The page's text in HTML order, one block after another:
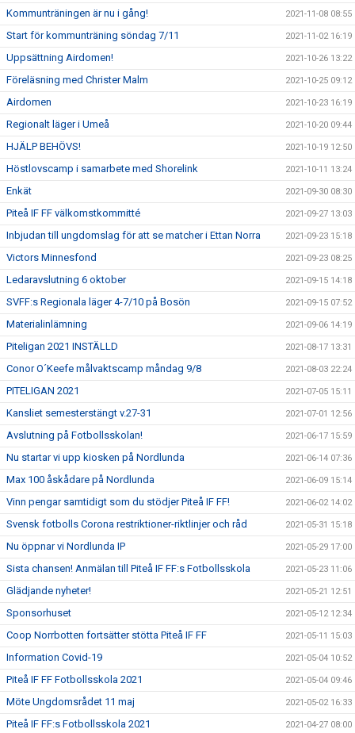
Kommunträningen är nu i gång! 2021-11-08 08:55
Start för kommunträning söndag 7/11 2021-11-02 16:19
Uppsättning Airdomen! 2021-10-26 13:22
Föreläsning med Christer Malm 2021-10-25 09:12
Airdomen 2021-10-23 16:19
Regionalt läger i Umeå 2021-10-20 09:44
HJÄLP BEHÖVS! 2021-10-19 12:50
Höstlovscamp i samarbete med Shorelink 2021-10-11 13:24
Enkät 2021-09-30 08:30
Piteå IF FF välkomstkommitté 2021-09-27 13:03
Inbjudan till ungdomslag för att se matcher i Ettan Norra 2021-09-23 15:18
Victors Minnesfond 2021-09-23 08:25
Ledaravslutning 6 oktober 2021-09-15 14:18
SVFF:s Regionala läger 4-7/10 på Bosön 2021-09-15 07:52
Materialinlämning 2021-09-06 14:19
Piteligan 2021 INSTÄLLD 2021-08-17 13:31
Conor O´Keefe målvaktscamp måndag 9/8 2021-08-03 22:24
PITELIGAN 2021 2021-07-05 15:11
Kansliet semesterstängt v.27-31 2021-07-01 12:56
Avslutning på Fotbollsskolan! 2021-06-17 15:59
Nu startar vi upp kiosken på Nordlunda 2021-06-14 07:36
Max 100 åskådare på Nordlunda 2021-06-09 15:14
Vinn pengar samtidigt som du stödjer Piteå IF FF! 2021-06-02 14:02
Svensk fotbolls Corona restriktioner-riktlinjer och råd 2021-05-31 15:18
Nu öppnar vi Nordlunda IP 2021-05-29 17:00
Sista chansen! Anmälan till Piteå IF FF:s Fotbollsskola 2021-05-23 11:06
Glädjande nyheter! 2021-05-21 12:51
Sponsorhuset 2021-05-12 12:34
Coop Norrbotten fortsätter stötta Piteå IF FF 2021-05-11 15:03
Information Covid-19 2021-05-04 10:52
Piteå IF FF Fotbollsskola 2021 2021-05-04 09:46
Möte Ungdomsrådet 11 maj 2021-05-02 16:33
Piteå IF FF:s Fotbollsskola 2021 2021-04-27 08:00